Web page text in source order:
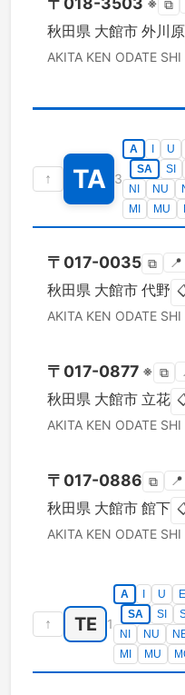
※ ⧉
秋田県 大館市 外川原
AKITA KEN ODATE SHI
↑ TA 3
A U
SA
SI
NI
NU
MI
MU
〒 017-0035 ⧉ 📍
秋田県 大館市 代野
AKITA KEN ODATE SHI
〒 017-0877 ※ ⧉
秋田県 大館市 立花
AKITA KEN ODATE SHI
〒 017-0886 ⧉ 📍
秋田県 大館市 館下
AKITA KEN ODATE SHI
↑ TE 1
A U E
SA
SI
NI
NU
MI
MU